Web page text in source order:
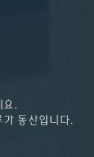
요.
가 동산입니다.